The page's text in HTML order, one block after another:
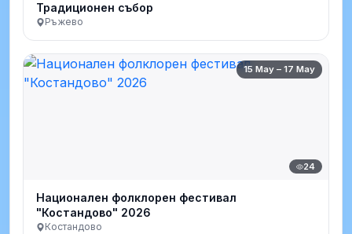
Традиционен събор
Ръжево
15 May – 17 May
24
Национален фолклорен фестивал
"Костандово" 2026
Костандово